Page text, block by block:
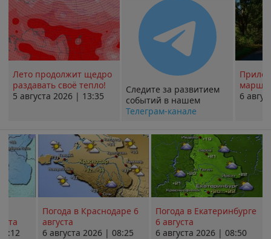
Лето продолжит щедро
раздавать своё тепло!
5 августа 2026 | 13:35
Следите за развитием
событий в нашем
Телеграм-канале
6
Погода в Краснодаре 6
августа
6 августа 2026 | 08:25
Погода в Екатеринбурге
6 августа
6 августа 2026 | 08:50